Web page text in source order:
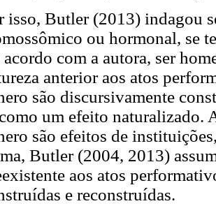
isso, Butler (2013) indagou
ou hormonal, se
acordo com a autora, ser
anterior aos atos
são discursivamente
um efeito naturalizado.
são efeitos de
Butler (2004, 2013)
aos atos
e reconstruídas.